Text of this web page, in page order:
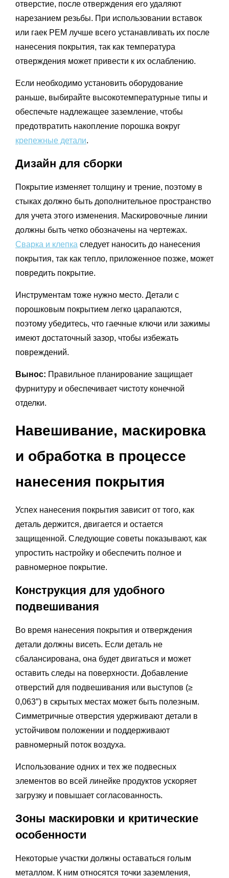
отверстие, после отверждения его удаляют
нарезанием резьбы. При использовании вставок
или гаек PEM лучше всего устанавливать их после
нанесения покрытия, так как температура
отверждения может привести к их ослаблению.
Если необходимо установить оборудование
раньше, выбирайте высокотемпературные типы и
обеспечьте надлежащее заземление, чтобы
предотвратить накопление порошка вокруг
крепежные детали.
Дизайн для сборки
Покрытие изменяет толщину и трение, поэтому в
стыках должно быть дополнительное пространство
для учета этого изменения. Маскировочные линии
должны быть четко обозначены на чертежах.
Сварка и клепка следует наносить до нанесения
покрытия, так как тепло, приложенное позже, может
повредить покрытие.
Инструментам тоже нужно место. Детали с
порошковым покрытием легко царапаются,
поэтому убедитесь, что гаечные ключи или зажимы
имеют достаточный зазор, чтобы избежать
повреждений.
Вынос: Правильное планирование защищает
фурнитуру и обеспечивает чистоту конечной
отделки.
Навешивание, маскировка
и обработка в процессе
нанесения покрытия
Успех нанесения покрытия зависит от того, как
деталь держится, двигается и остается
защищенной. Следующие советы показывают, как
упростить настройку и обеспечить полное и
равномерное покрытие.
Конструкция для удобного
подвешивания
Во время нанесения покрытия и отверждения
детали должны висеть. Если деталь не
сбалансирована, она будет двигаться и может
оставить следы на поверхности. Добавление
отверстий для подвешивания или выступов (≥
0,063″) в скрытых местах может быть полезным.
Симметричные отверстия удерживают детали в
устойчивом положении и поддерживают
равномерный поток воздуха.
Использование одних и тех же подвесных
элементов во всей линейке продуктов ускоряет
загрузку и повышает согласованность.
Зоны маскировки и критические
особенности
Некоторые участки должны оставаться голым
металлом. К ним относятся точки заземления,